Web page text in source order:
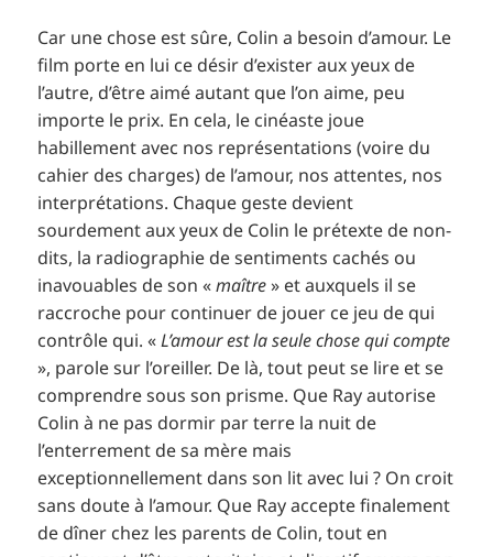
Car une chose est sûre, Colin a besoin d’amour. Le
film porte en lui ce désir d’exister aux yeux de
l’autre, d’être aimé autant que l’on aime, peu
importe le prix. En cela, le cinéaste joue
habillement avec nos représentations (voire du
cahier des charges) de l’amour, nos attentes, nos
interprétations. Chaque geste devient
sourdement aux yeux de Colin le prétexte de non-
dits, la radiographie de sentiments cachés ou
inavouables de son «maître» et auxquels il se
raccroche pour continuer de jouer ce jeu de qui
contrôle qui. «L’amour est la seule chose qui compte
», parole sur l’oreiller. De là, tout peut se lire et se
comprendre sous son prisme. Que Ray autorise
Colin à ne pas dormir par terre la nuit de
l’enterrement de sa mère mais
exceptionnellement dans son lit avec lui ? On croit
sans doute à l’amour. Que Ray accepte finalement
de dîner chez les parents de Colin, tout en